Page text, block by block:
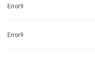
Error9
Error9